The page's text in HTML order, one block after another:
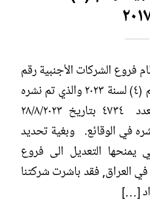
فروع الشركات الأجنبية رقم
(٢) لسنة ٢٠١٧” النظام رقم (٤) لسنة ٢٠٢٣ والذي تم نشره
في الوقائع العراقية بالعدد ٤٧٣٤ بتاريخ ٢٨/٨/٢٠٢٣
في الوقائع. وبغية تحديد
يمنحها التعديل الى فروع
في العراق, فقد باشرت شركتنا
[…]